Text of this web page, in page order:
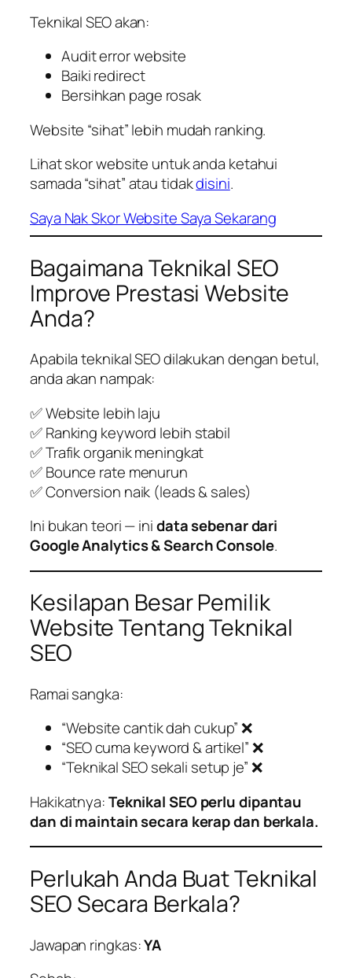
Teknikal SEO akan:
Audit error website
Baiki redirect
Bersihkan page rosak
Website “sihat” lebih mudah ranking.
Lihat skor website untuk anda ketahui
samada “sihat” atau tidakdisini.
Saya Nak Skor Website Saya Sekarang
Bagaimana Teknikal SEO
Improve Prestasi Website
Anda?
Apabila teknikal SEO dilakukan dengan betul,
anda akan nampak:
✅ Website lebih laju
✅ Ranking keyword lebih stabil
✅ Trafik organik meningkat
✅ Bounce rate menurun
✅ Conversion naik (leads & sales)
Ini bukan teori — inidata sebenar dari
Google Analytics & Search Console.
Kesilapan Besar Pemilik
Website Tentang Teknikal
SEO
Ramai sangka:
“Website cantik dah cukup” ❌
“SEO cuma keyword & artikel” ❌
“Teknikal SEO sekali setup je” ❌
Hakikatnya:Teknikal SEO perlu dipantau
dan di maintain secara kerap dan berkala.
Perlukah Anda Buat Teknikal
SEO Secara Berkala?
Jawapan ringkas:YA